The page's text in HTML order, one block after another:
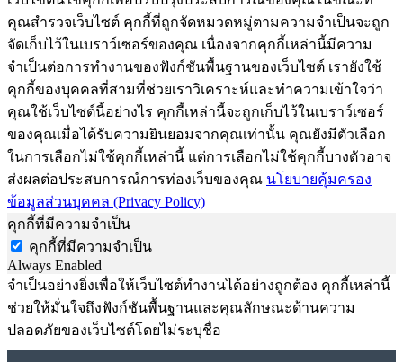
คุณสำรวจเว็บไซต์ คุกกี้ที่ถูกจัดหมวดหมู่ตามความจำเป็นจะถูก
จัดเก็บไว้ในเบราว์เซอร์ของคุณ เนื่องจากคุกกี้เหล่านี้มีความ
จำเป็นต่อการทำงานของฟังก์ชันพื้นฐานของเว็บไซต์ เรายังใช้
คุกกี้ของบุคคลที่สามที่ช่วยเราวิเคราะห์และทำความเข้าใจว่า
คุณใช้เว็บไซต์นี้อย่างไร คุกกี้เหล่านี้จะถูกเก็บไว้ในเบราว์เซอร์
ของคุณเมื่อได้รับความยินยอมจากคุณเท่านั้น คุณยังมีตัวเลือก
ในการเลือกไม่ใช้คุกกี้เหล่านี้ แต่การเลือกไม่ใช้คุกกี้บางตัวอาจ
ส่งผลต่อประสบการณ์การท่องเว็บของคุณ นโยบายคุ้มครอง
ข้อมูลส่วนบุคคล (Privacy Policy)
คุกกี้ที่มีความจำเป็น
คุกกี้ที่มีความจำเป็น
Always Enabled
จำเป็นอย่างยิ่งเพื่อให้เว็บไซต์ทำงานได้อย่างถูกต้อง คุกกี้เหล่านี้
ช่วยให้มั่นใจถึงฟังก์ชันพื้นฐานและคุณลักษณะด้านความ
ปลอดภัยของเว็บไซต์โดยไม่ระบุชื่อ